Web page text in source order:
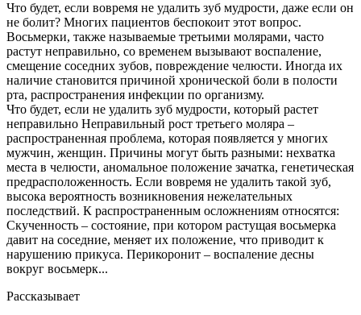
Что будет, если вовремя не удалить зуб мудрости, даже если он
не болит? Многих пациентов беспокоит этот вопрос.
Восьмерки, также называемые третьими молярами, часто
растут неправильно, со временем вызывают воспаление,
смещение соседних зубов, повреждение челюсти. Иногда их
наличие становится причиной хронической боли в полости
рта, распространения инфекции по организму.
Что будет, если не удалить зуб мудрости, который растет
неправильно Неправильный рост третьего моляра –
распространенная проблема, которая появляется у многих
мужчин, женщин. Причины могут быть разными: нехватка
места в челюсти, аномальное положение зачатка, генетическая
предрасположенность. Если вовремя не удалить такой зуб,
высока вероятность возникновения нежелательных
последствий. К распространенным осложнениям относятся:
Скученность – состояние, при котором растущая восьмерка
давит на соседние, меняет их положение, что приводит к
нарушению прикуса. Перикоронит – воспаление десны
вокруг восьмерк...
Рассказывает